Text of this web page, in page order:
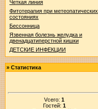
Четкая линия
Фитотерапия при метеопатических
состояниях
Бессонница
Язвенная болезнь желудка и
двенадцатиперстной кишки
ДЕТСКИЕ ИНФЕКЦИИ
» Статистика
Vсего:1
Гостей: 1